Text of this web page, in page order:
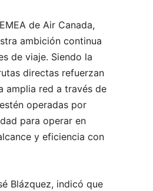
de Air Canada,
ambición continua
de viaje. Siendo la
directas refuerzan
amplia red a través de
operadas por
para operar en
y eficiencia con
Blázquez, indicó que